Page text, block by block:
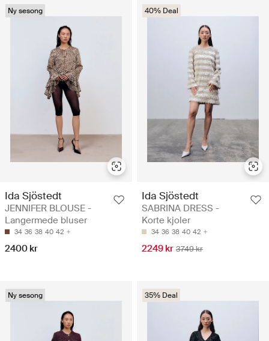
Ny sesong
Ida Sjöstedt
JENNIFER BLOUSE -
Langermede bluser
34 36 38 40 42
2400 kr
40% Deal
Ida Sjöstedt
SABRINA DRESS -
Korte kjoler
34 36 38 40 42
2249 kr 3749 kr
Ny sesong 35% Deal